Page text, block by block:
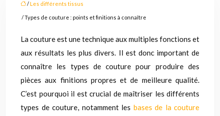
/Les différents tissus
/ Types de couture : points et finitions à connaître
La couture est une technique aux multiples fonctions et
aux résultats les plus divers. Il est donc important de
connaître les types de couture pour produire des
pièces aux finitions propres et de meilleure qualité.
C’est pourquoi il est crucial de maîtriser les différents
types de couture, notamment les bases de la couture